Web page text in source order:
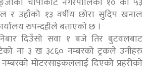
र उहाँको १३ वर्षीय छोरा सुदिप खनाल
रुपन्दहीले बताएको छ ।
दिउँसो सवा १ बजे तिर बुटवलबाट
ना ३ ख ३८६० नम्बरको ट्रकले उनीहरु
मोटरसाइकललाई दिएको प्रहरीको